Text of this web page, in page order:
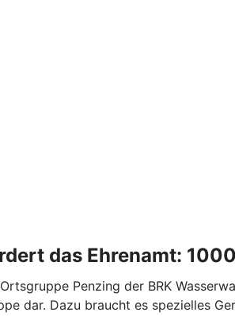
das Ehrenamt:
Penzing der BRK
dar. Dazu braucht es spezielles